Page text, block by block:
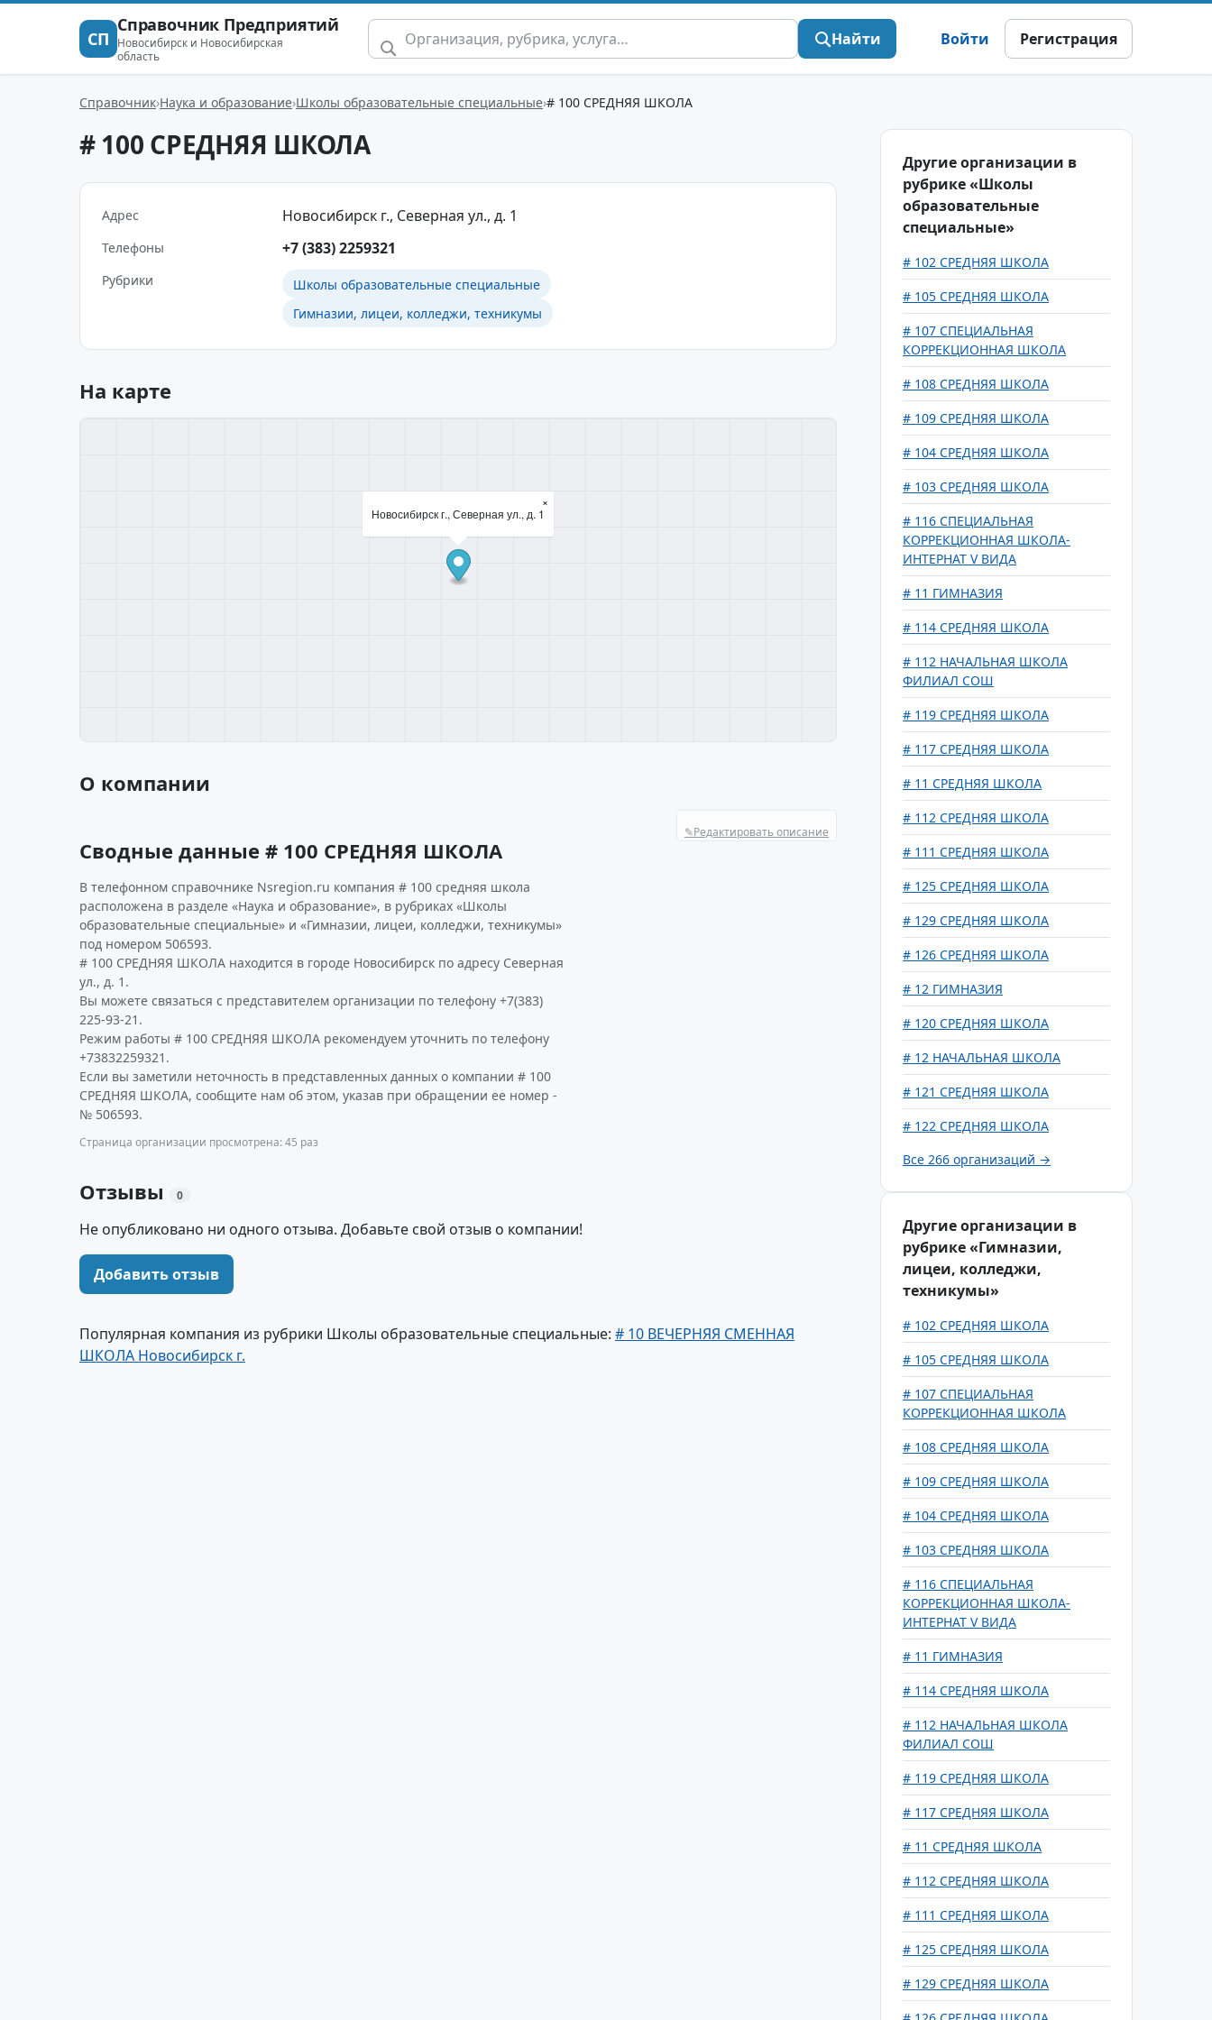
СП
Справочник Предприятий
Новосибирск и Новосибирская
область
Найти Войти Регистрация
Справочник Наука и образование Школы образовательные специальные # 100 СРЕДНЯЯ ШКОЛА
# 100 СРЕДНЯЯ ШКОЛА
Адрес Новосибирск г., Северная ул., д. 1
Телефоны +7 (383) 2259321
Рубрики
Школы образовательные специальные
Гимназии, лицеи, колледжи, техникумы
На карте
Новосибирск г., Северная ул., д. 1
×
О компании
✎Редактировать описание
Сводные данные # 100 СРЕДНЯЯ ШКОЛА
В телефонном справочнике Nsregion.ru компания # 100 средняя школа
расположена в разделе «Наука и образование», в рубриках «Школы
образовательные специальные» и «Гимназии, лицеи, колледжи, техникумы»
под номером 506593.
# 100 СРЕДНЯЯ ШКОЛА находится в городе Новосибирск по адресу Северная
ул., д. 1.
Вы можете связаться с представителем организации по телефону +7(383)
225-93-21.
Режим работы # 100 СРЕДНЯЯ ШКОЛА рекомендуем уточнить по телефону
+73832259321.
Если вы заметили неточность в представленных данных о компании # 100
СРЕДНЯЯ ШКОЛА, сообщите нам об этом, указав при обращении ее номер -
№ 506593.
Страница организации просмотрена: 45 раз
Отзывы 0
Не опубликовано ни одного отзыва. Добавьте свой отзыв о компании!
Добавить отзыв
Популярная компания из рубрики Школы образовательные специальные: # 10 ВЕЧЕРНЯЯ СМЕННАЯ
ШКОЛА Новосибирск г.
Другие организации в
рубрике «Школы
образовательные
специальные»
# 102 СРЕДНЯЯ ШКОЛА
# 105 СРЕДНЯЯ ШКОЛА
# 107 СПЕЦИАЛЬНАЯ
КОРРЕКЦИОННАЯ ШКОЛА
# 108 СРЕДНЯЯ ШКОЛА
# 109 СРЕДНЯЯ ШКОЛА
# 104 СРЕДНЯЯ ШКОЛА
# 103 СРЕДНЯЯ ШКОЛА
# 116 СПЕЦИАЛЬНАЯ
КОРРЕКЦИОННАЯ ШКОЛА-
ИНТЕРНАТ V ВИДА
# 11 ГИМНАЗИЯ
# 114 СРЕДНЯЯ ШКОЛА
# 112 НАЧАЛЬНАЯ ШКОЛА
ФИЛИАЛ СОШ
# 119 СРЕДНЯЯ ШКОЛА
# 117 СРЕДНЯЯ ШКОЛА
# 11 СРЕДНЯЯ ШКОЛА
# 112 СРЕДНЯЯ ШКОЛА
# 111 СРЕДНЯЯ ШКОЛА
# 125 СРЕДНЯЯ ШКОЛА
# 129 СРЕДНЯЯ ШКОЛА
# 126 СРЕДНЯЯ ШКОЛА
# 12 ГИМНАЗИЯ
# 120 СРЕДНЯЯ ШКОЛА
# 12 НАЧАЛЬНАЯ ШКОЛА
# 121 СРЕДНЯЯ ШКОЛА
# 122 СРЕДНЯЯ ШКОЛА
Все 266 организаций →
Другие организации в
рубрике «Гимназии,
лицеи, колледжи,
техникумы»
# 102 СРЕДНЯЯ ШКОЛА
# 105 СРЕДНЯЯ ШКОЛА
# 107 СПЕЦИАЛЬНАЯ
КОРРЕКЦИОННАЯ ШКОЛА
# 108 СРЕДНЯЯ ШКОЛА
# 109 СРЕДНЯЯ ШКОЛА
# 104 СРЕДНЯЯ ШКОЛА
# 103 СРЕДНЯЯ ШКОЛА
# 116 СПЕЦИАЛЬНАЯ
КОРРЕКЦИОННАЯ ШКОЛА-
ИНТЕРНАТ V ВИДА
# 11 ГИМНАЗИЯ
# 114 СРЕДНЯЯ ШКОЛА
# 112 НАЧАЛЬНАЯ ШКОЛА
ФИЛИАЛ СОШ
# 119 СРЕДНЯЯ ШКОЛА
# 117 СРЕДНЯЯ ШКОЛА
# 11 СРЕДНЯЯ ШКОЛА
# 112 СРЕДНЯЯ ШКОЛА
# 111 СРЕДНЯЯ ШКОЛА
# 125 СРЕДНЯЯ ШКОЛА
# 129 СРЕДНЯЯ ШКОЛА